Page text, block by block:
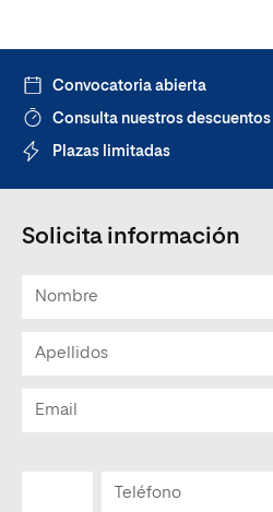
Convocatoria abierta
Consulta nuestros
Plazas limitadas
Solicita información